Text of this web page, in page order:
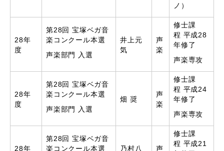
ノ）
28年
度
第28回 宝塚ベガ音
楽コンクール本選
声楽部門 入選
井上元
気
声
楽
修士課
程 平成28
年修了
声楽専攻
28年
度
第28回 宝塚ベガ音
楽コンクール本選
声楽部門 入選
畑 奨
声
楽
修士課
程 平成24
年修了
声楽専攻
28年
第28回 宝塚ベガ音
楽コンクール本選
乃村八 声
修士課
程 平成21